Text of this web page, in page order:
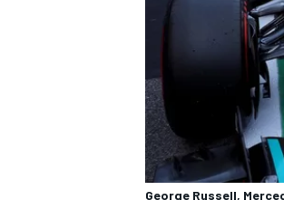
George Russell,